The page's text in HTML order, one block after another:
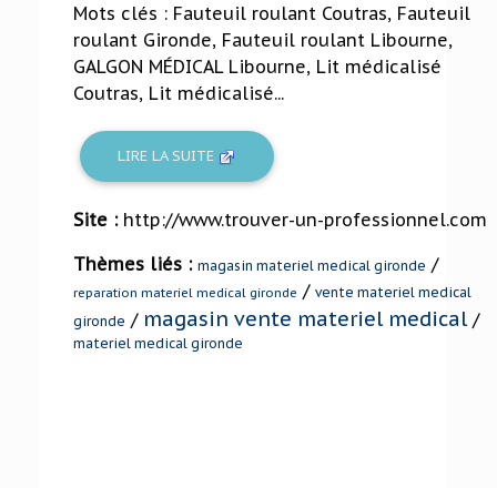
Mots clés : Fauteuil roulant Coutras, Fauteuil
roulant Gironde, Fauteuil roulant Libourne,
GALGON MÉDICAL Libourne, Lit médicalisé
Coutras, Lit médicalisé...
LIRE LA SUITE
Site : http://www.trouver-un-professionnel.com
Thèmes liés : magasin materiel medical gironde /
reparation materiel medical gironde / vente materiel medical
gironde / magasin vente materiel medical /
materiel medical gironde